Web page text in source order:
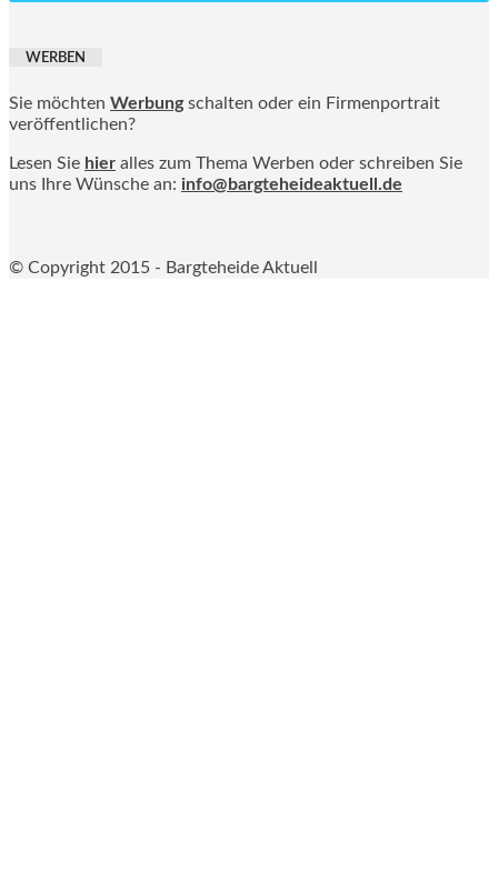
WERBEN
Sie möchten Werbung schalten oder ein Firmenportrait
veröffentlichen?
Lesen Sie hier alles zum Thema Werben oder schreiben Sie
uns Ihre Wünsche an: info@bargteheideaktuell.de
© Copyright 2015 - Bargteheide Aktuell